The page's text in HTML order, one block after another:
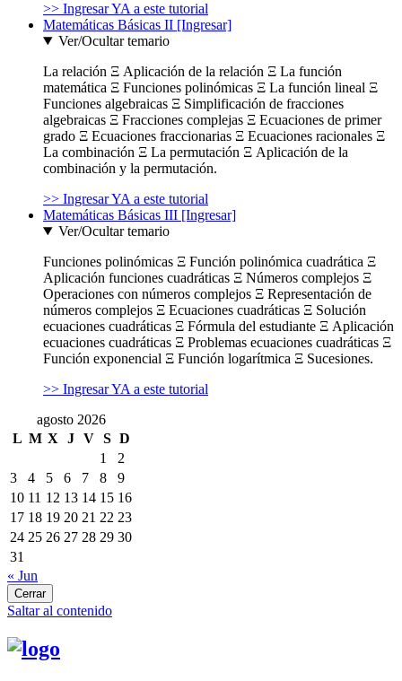
>> Ingresar YA a este tutorial
Matemáticas Básicas II [Ingresar]
Ver/Ocultar temario
La relación Ξ Aplicación de la relación Ξ La función
matemática Ξ Funciones polinómicas Ξ La función lineal Ξ
Funciones algebraicas Ξ Simplificación de fracciones
algebraicas Ξ Fracciones complejas Ξ Ecuaciones de primer
grado Ξ Ecuaciones fraccionarias Ξ Ecuaciones racionales Ξ
La combinación Ξ La permutación Ξ Aplicación de la
combinación y la permutación.
>> Ingresar YA a este tutorial
Matemáticas Básicas III [Ingresar]
Ver/Ocultar temario
Funciones polinómicas Ξ Función polinómica cuadrática Ξ
Aplicación funciones cuadráticas Ξ Números complejos Ξ
Operaciones con números complejos Ξ Representación de
números complejos Ξ Ecuaciones cuadráticas Ξ Solución
ecuaciones cuadráticas Ξ Fórmula del estudiante Ξ Aplicación
ecuaciones cuadráticas Ξ Problemas ecuaciones cuadráticas Ξ
Función exponencial Ξ Función logarítmica Ξ Sucesiones.
>> Ingresar YA a este tutorial
agosto 2026
L M X J V S D
1
2
3
4 5 6 7 8
9
10 11 12 13 14 15 16
17 18 19 20 21 22 23
24 25 26 27 28 29 30
31
« Jun
Cerrar
Saltar al contenido